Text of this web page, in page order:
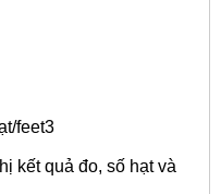
feet3
kết quả đo, số hạt và